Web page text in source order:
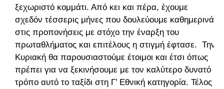
ξεχωριστό κομμάτι. Από κει και πέρα, έχουμε
σχεδόν τέσσερις μήνες που δουλεύουμε καθημερινά
στις προπονήσεις με στόχο την έναρξη του
πρωταθλήματος και επιτέλους η στιγμή έφτασε. Την
Κυριακή θα παρουσιαστούμε έτοιμοι και έτσι όπως
πρέπει για να ξεκινήσουμε με τον καλύτερο δυνατό
τρόπο αυτό το ταξίδι στη Γ’ Εθνική κατηγορία. Τέλος